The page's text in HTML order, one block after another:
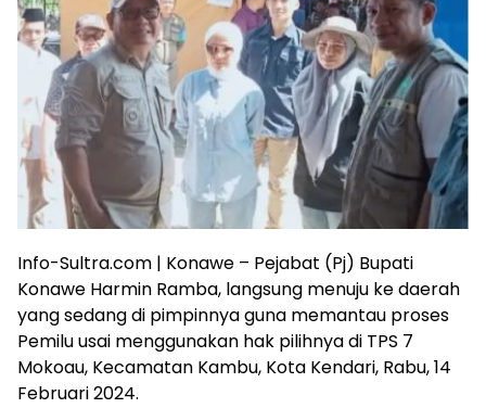
Info-Sultra.com | Konawe – Pejabat (Pj) Bupati
Konawe Harmin Ramba, langsung menuju ke daerah
yang sedang di pimpinnya guna memantau proses
Pemilu usai menggunakan hak pilihnya di TPS 7
Mokoau, Kecamatan Kambu, Kota Kendari, Rabu, 14
Februari 2024.